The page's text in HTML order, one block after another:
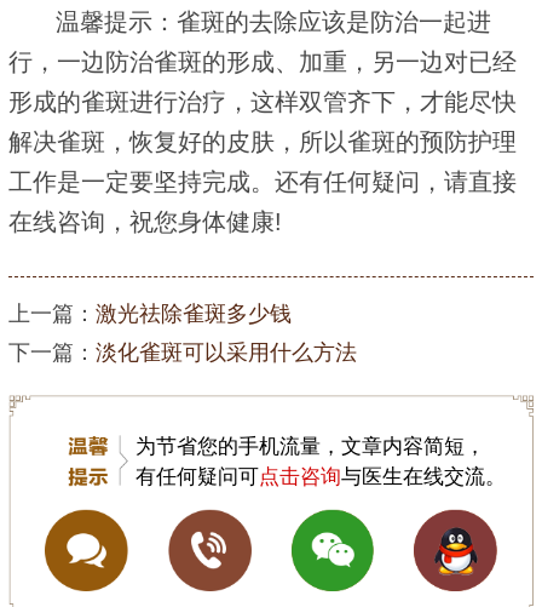
温馨提示：雀斑的去除应该是防治一起进
行，一边防治雀斑的形成、加重，另一边对已经
形成的雀斑进行治疗，这样双管齐下，才能尽快
解决雀斑，恢复好的皮肤，所以雀斑的预防护理
工作是一定要坚持完成。还有任何疑问，请直接
在线咨询，祝您身体健康!
上一篇： 激光祛除雀斑多少钱
下一篇： 淡化雀斑可以采用什么方法
为节省您的手机流量，文章内容简短，
有任何疑问可点击咨询与医生在线交流。